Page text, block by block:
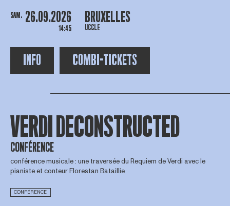
SAM. 26.09.2026
14:45
BRUXELLES
UCCLE
INFO COMBI-TICKETS
VERDI DECONSTRUCTED
CONFÉRENCE
conférence musicale : une traversée du Requiem de Verdi avec le
pianiste et conteur Florestan Bataillie
CONFÉRENCE